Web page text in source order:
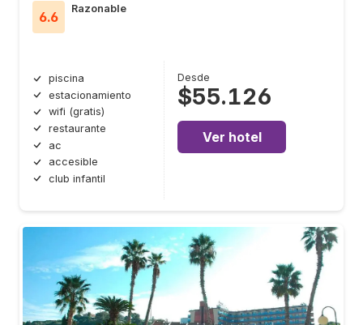
6.6
Razonable
piscina
estacionamiento
wifi (gratis)
restaurante
ac
accesible
club infantil
Desde
$55.126
Ver hotel